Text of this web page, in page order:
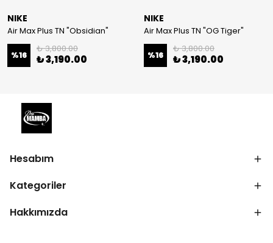
NIKE
Air Max Plus TN "Obsidian"
%16
₺ 3,800.00
₺ 3,190.00
NIKE
Air Max Plus TN "OG Tiger"
%16
₺ 3,800.00
₺ 3,190.00
Hesabım
Kategoriler
Hakkımızda